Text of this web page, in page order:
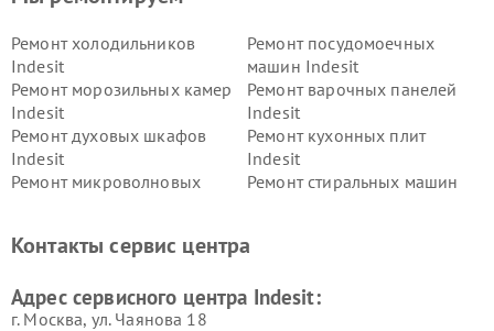
Ремонт холодильников
Indesit
Ремонт посудомоечных
машин Indesit
Ремонт морозильных камер
Indesit
Ремонт варочных панелей
Indesit
Ремонт духовых шкафов
Indesit
Ремонт кухонных плит
Indesit
Ремонт микроволновых
Ремонт стиральных машин
Indesit
Indesit
Контакты сервис центра
Адрес сервисного центра Indesit:
г. Москва, ул. Чаянова 18